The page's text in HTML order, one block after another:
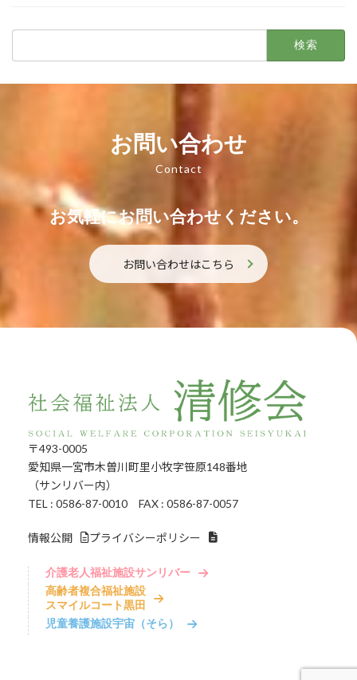
お問い合わせ
Contact
お気軽にお問い合わせください。
お問い合わせはこちら
〒493-0005
愛知県一宮市木曽川町里小牧字笹原148番地
（サンリバー内）
TEL : 0586-87-0010 FAX : 0586-87-0057
情報公開 プライバシーポリシー
介護老人福祉施設サンリバー
高齢者複合福祉施設
スマイルコート黒田
児童養護施設宇宙（そら）